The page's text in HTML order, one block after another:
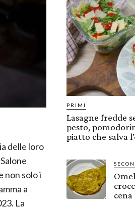
delle loro
non solo i
a
La
PRIMI
Lasagne fredde
pesto,
piatto che salva